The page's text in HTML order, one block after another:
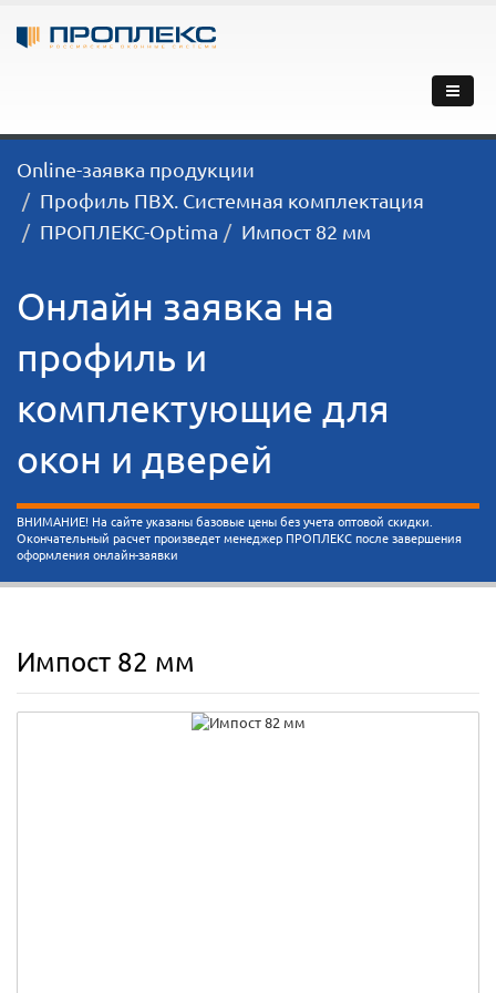
Online-заявка продукции
Профиль ПВХ. Системная комплектация
ПРОПЛЕКС-Optima
Импост 82 мм
Онлайн заявка на
профиль и
комплектующие для
окон и дверей
ВНИМАНИЕ! На сайте указаны базовые цены без учета оптовой скидки.
Окончательный расчет произведет менеджер ПРОПЛЕКС после завершения
оформления онлайн-заявки
Импост 82 мм